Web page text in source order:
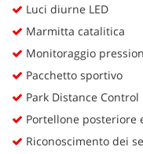
Luci diurne LED
Marmitta catalitica
Monitoraggio
Pacchetto sportivo
Park Distance Control
Portellone posteriore
Riconoscimento dei